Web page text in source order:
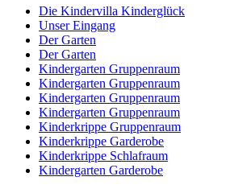
Die Kindervilla Kinderglück
Unser Eingang
Der Garten
Der Garten
Kindergarten Gruppenraum
Kindergarten Gruppenraum
Kindergarten Gruppenraum
Kindergarten Gruppenraum
Kinderkrippe Gruppenraum
Kinderkrippe Garderobe
Kinderkrippe Schlafraum
Kindergarten Garderobe